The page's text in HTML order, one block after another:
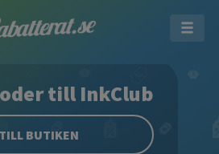
till InkClub
TILL BUTIKEN